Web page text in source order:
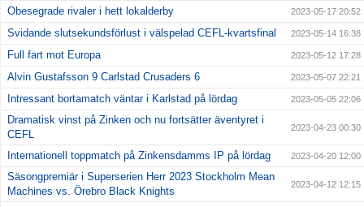
Obesegrade rivaler i hett lokalderby 2023-05-17 20:52
Svidande slutsekundsförlust i välspelad CEFL-kvartsfinal 2023-05-14 16:38
Full fart mot Europa 2023-05-12 17:28
Alvin Gustafsson 9 Carlstad Crusaders 6 2023-05-07 22:21
Intressant bortamatch väntar i Karlstad på lördag 2023-05-05 22:06
Dramatisk vinst på Zinken och nu fortsätter äventyret i
CEFL
2023-04-23 00:30
Internationell toppmatch på Zinkensdamms IP på lördag 2023-04-20 12:00
Säsongpremiär i Superserien Herr 2023 Stockholm Mean
Machines vs. Örebro Black Knights
2023-04-12 12:15